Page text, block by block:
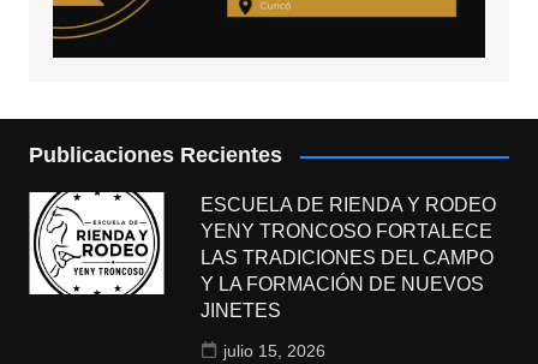
Publicaciones Recientes
ESCUELA DE RIENDA Y RODEO
YENY TRONCOSO FORTALECE
LAS TRADICIONES DEL CAMPO
Y LA FORMACIÓN DE NUEVOS
JINETES
julio 15, 2026